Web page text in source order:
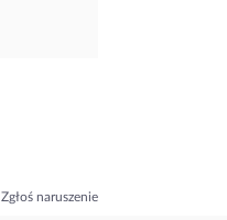
Zgłoś naruszenie